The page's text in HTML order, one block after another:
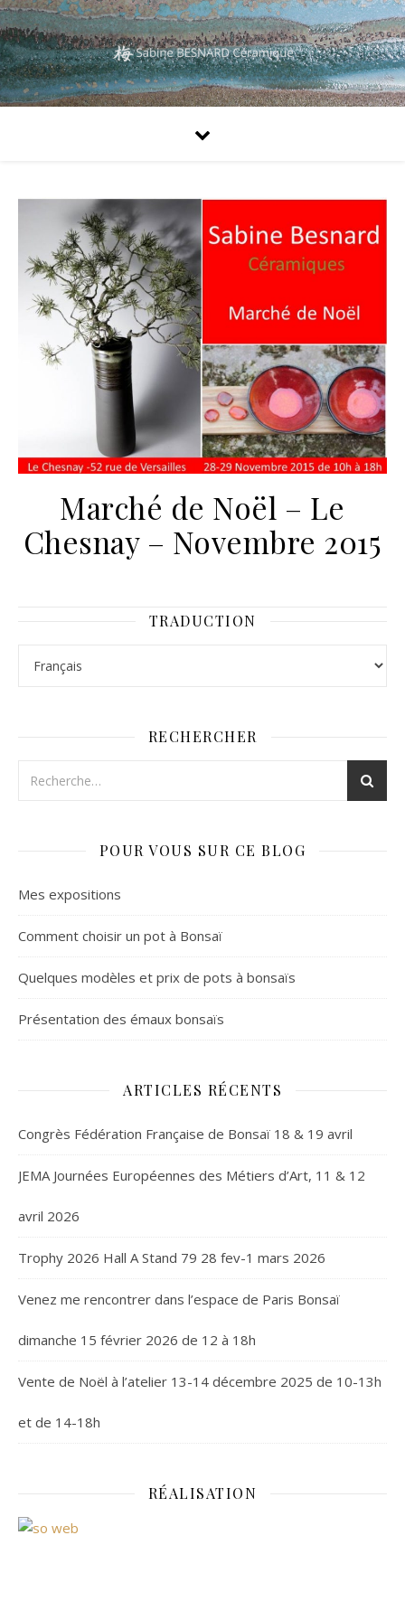
Marché de Noël – Le
Chesnay – Novembre 2015
TRADUCTION
RECHERCHER
POUR VOUS SUR CE BLOG
Mes expositions
Comment choisir un pot à Bonsaï
Quelques modèles et prix de pots à bonsaïs
Présentation des émaux bonsaïs
ARTICLES RÉCENTS
Congrès Fédération Française de Bonsaï 18 & 19 avril
JEMA Journées Européennes des Métiers d’Art, 11 & 12
avril 2026
Trophy 2026 Hall A Stand 79 28 fev-1 mars 2026
Venez me rencontrer dans l’espace de Paris Bonsaï
dimanche 15 février 2026 de 12 à 18h
Vente de Noël à l’atelier 13-14 décembre 2025 de 10-13h
et de 14-18h
RÉALISATION